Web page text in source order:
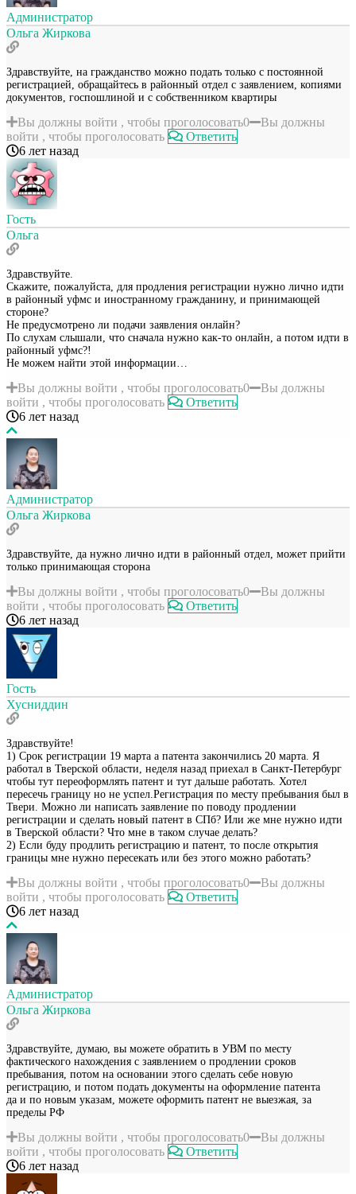
Администратор
Ольга Жиркова
Здравствуйте, на гражданство можно подать только с постоянной
регистрацией, обращайтесь в районный отдел с заявлением, копиями
документов, госпошлиной и с собственником квартиры
Вы должны войти , чтобы проголосовать0
Вы должны
войти , чтобы проголосовать
Ответить
6 лет назад
Гость
Ольга
Здравствуйте.
Скажите, пожалуйста, для продления регистрации нужно лично идти
в районный уфмс и иностранному гражданину, и принимающей
стороне?
Не предусмотрено ли подачи заявления онлайн?
По слухам слышали, что сначала нужно как-то онлайн, а потом идти в
районный уфмс?!
Не можем найти этой информации…
Вы должны войти , чтобы проголосовать0
Вы должны
войти , чтобы проголосовать
Ответить
6 лет назад
Администратор
Ольга Жиркова
Здравствуйте, да нужно лично идти в районный отдел, может прийти
только принимающая сторона
Вы должны войти , чтобы проголосовать0
Вы должны
войти , чтобы проголосовать
Ответить
6 лет назад
Гость
Хусниддин
Здравствуйте!
1) Срок регистрации 19 марта а патента закончились 20 марта. Я
работал в Тверской области, неделя назад приехал в Санкт-Петербург
чтобы тут переоформлять патент и тут дальше работать. Хотел
пересечь границу но не успел.Регистрация по месту пребывания был в
Твери. Можно ли написать заявление по поводу продлении
регистрации и сделать новый патент в СПб? Или же мне нужно идти
в Тверской области? Что мне в таком случае делать?
2) Если буду продлить регистрацию и патент, то после открытия
границы мне нужно пересекать или без этого можно работать?
Вы должны войти , чтобы проголосовать0
Вы должны
войти , чтобы проголосовать
Ответить
6 лет назад
Администратор
Ольга Жиркова
Здравствуйте, думаю, вы можете обратить в УВМ по месту
фактического нахождения с заявлением о продлении сроков
пребывания, потом на основании этого сделать себе новую
регистрацию, и потом подать документы на оформление патента
да и по новым указам, можете оформить патент не выезжая, за
пределы РФ
Вы должны войти , чтобы проголосовать0
Вы должны
войти , чтобы проголосовать
Ответить
6 лет назад